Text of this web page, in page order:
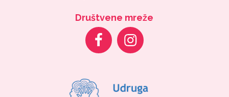
Društvene mreže